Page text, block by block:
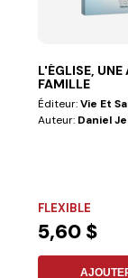
L'ÉGLISE, UNE
FAMILLE
Éditeur:Vie Et
Auteur: Daniel
FLEXIBLE
5,60 $